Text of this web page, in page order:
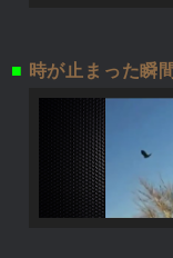
■ 時が止まった瞬